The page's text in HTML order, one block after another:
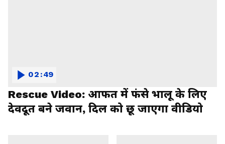
Rescue Video: आफत में फंसे भालू के लिए
देवदूत बने जवान, दिल को छू जाएगा वीडियो
02:49